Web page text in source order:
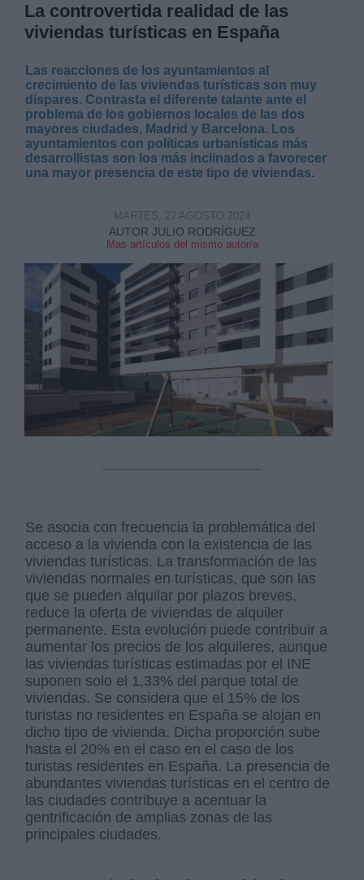
La controvertida realidad de las
viviendas turísticas en España
Las reacciones de los ayuntamientos al
crecimiento de las viviendas turísticas son muy
dispares. Contrasta el diferente talante ante el
problema de los gobiernos locales de las dos
mayores ciudades, Madrid y Barcelona. Los
ayuntamientos con políticas urbanísticas más
desarrollistas son los más inclinados a favorecer
una mayor presencia de este tipo de viviendas.
AUTOR JULIO RODRÍGUEZ
Mas artículos del mismo autor/a
MARTES, 27 AGOSTO 2024
Se asocia con frecuencia la problemática del
acceso a la vivienda con la existencia de las
viviendas turísticas. La transformación de las
viviendas normales en turísticas, que son las
que se pueden alquilar por plazos breves,
reduce la oferta de viviendas de alquiler
permanente. Esta evolución puede contribuir a
aumentar los precios de los alquileres, aunque
las viviendas turísticas estimadas por el INE
suponen solo el 1,33% del parque total de
viviendas. Se considera que el 15% de los
turistas no residentes en España se alojan en
dicho tipo de vivienda. Dicha proporción sube
hasta el 20% en el caso en el caso de los
turistas residentes en España. La presencia de
abundantes viviendas turísticas en el centro de
las ciudades contribuye a acentuar la
gentrificación de amplias zonas de las
principales ciudades.